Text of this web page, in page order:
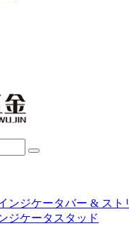
ンジケータバー & スト
ジケータスタッド